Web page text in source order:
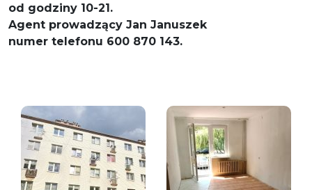
od godziny 10-21.
Agent prowadzący Jan Januszek
numer telefonu 600 870 143.